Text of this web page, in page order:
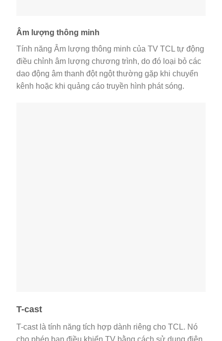
Âm lượng thông minh
Tính năng Âm lượng thông minh của TV TCL tự động
điều chỉnh âm lượng chương trình, do đó loại bỏ các
dao động âm thanh đột ngột thường gặp khi chuyển
kênh hoặc khi quảng cáo truyền hình phát sóng.
T-cast
T-cast là tính năng tích hợp dành riêng cho TCL. Nó
cho phép bạn điều khiển TV bằng cách sử dụng điện